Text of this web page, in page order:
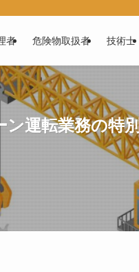
者 危険物取扱者 技術士
運転業務の特